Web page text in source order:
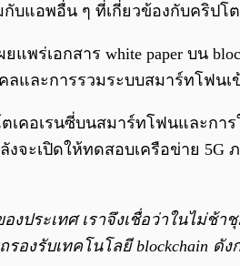
บแอพอื่น ๆ ที่เกี่ยวข้องกับคริปโต
ร่เอกสาร white paper บน
ละการรวมระบบสมาร์ทโฟนเ
เคอเรนซี่บนสมาร์ทโฟนและกา
จะเปิดให้ทดสอบเครือข่าย 5G
ประเทศ เราจึงเชื่อว่าในไม่ช้
รับเทคโนโลยี blockchain ดัง